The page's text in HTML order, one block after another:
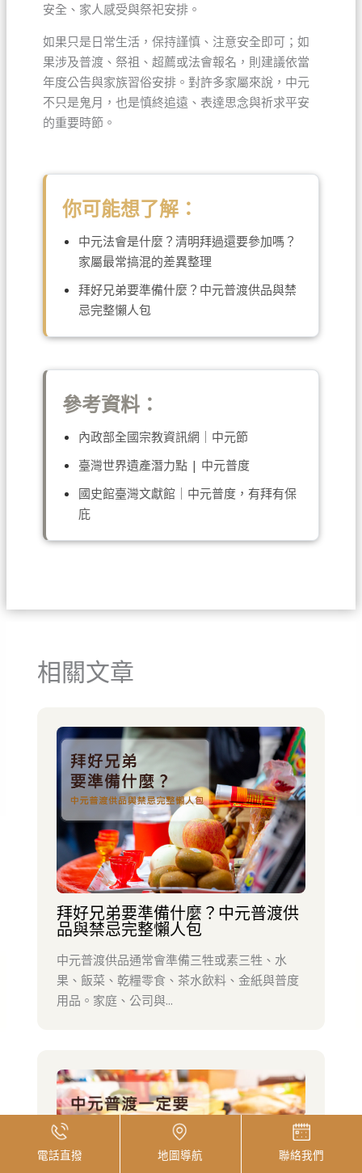
電話直撥 地圖導航 聯絡我們
安全、家人感受與祭祀安排。
如果只是日常生活，保持謹慎、注意安全即可；如
果涉及普渡、祭祖、超薦或法會報名，則建議依當
年度公告與家族習俗安排。對許多家屬來說，中元
不只是鬼月，也是慎終追遠、表達思念與祈求平安
的重要時節。
你可能想了解：
中元法會是什麼？清明拜過還要參加嗎？
家屬最常搞混的差異整理
拜好兄弟要準備什麼？中元普渡供品與禁
忌完整懶人包
參考資料：
內政部全國宗教資訊網｜中元節
臺灣世界遺產潛力點 | 中元普度
國史館臺灣文獻館｜中元普度，有拜有保
庇
相關文章
拜好兄弟要準備什麼？中元普渡供
品與禁忌完整懶人包
中元普渡供品通常會準備三牲或素三牲、水
果、飯菜、乾糧零食、茶水飲料、金紙與普度
用品。家庭、公司與...